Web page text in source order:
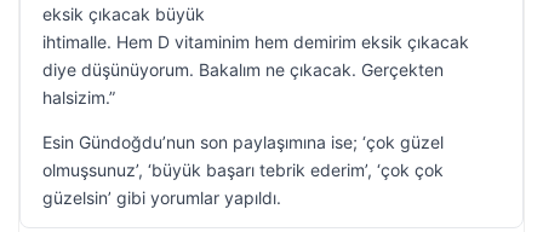
eksik çıkacak büyük
ihtimalle. Hem D vitaminim hem demirim eksik çıkacak
diye düşünüyorum. Bakalım ne çıkacak. Gerçekten
halsizim.”
Esin Gündoğdu’nun son paylaşımına ise; ‘çok güzel
olmuşsunuz’, ‘büyük başarı tebrik ederim’, ‘çok çok
güzelsin’ gibi yorumlar yapıldı.